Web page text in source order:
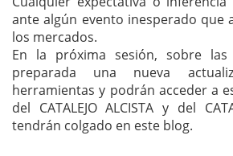
ante algún evento inesperado que
los mercados.
En la próxima sesión, sobre las
preparada una nueva
herramientas y podrán acceder a
del CATALEJO ALCISTA y del
tendrán colgado en este blog.